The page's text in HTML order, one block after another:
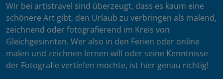
Wir bei artistravel sind überzeugt, dass es kaum eine
schönere Art gibt, den Urlaub zu verbringen als malend,
zeichnend oder fotografierend im Kreis von
Gleichgesinnten. Wer also in den Ferien oder online
malen und zeichnen lernen will oder seine Kenntnisse
der Fotografie vertiefen möchte, ist hier genau richtig!